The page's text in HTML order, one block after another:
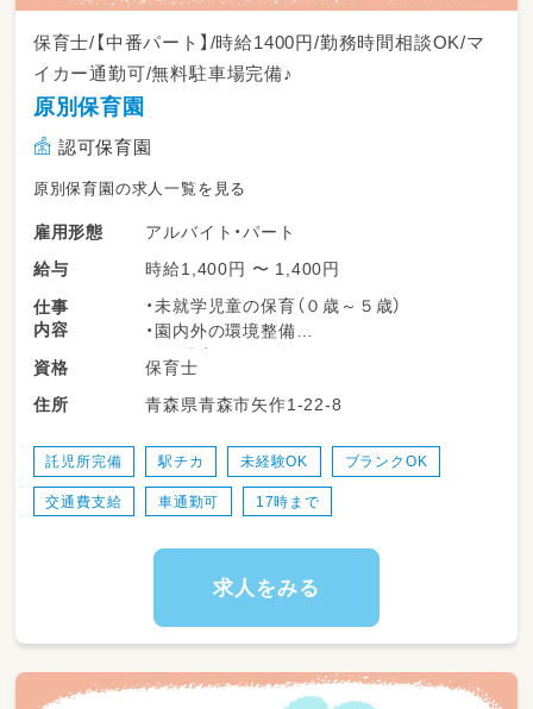
保育士/【中番パート】/時給1400円/勤務時間相談OK/マ
イカー通勤可/無料駐車場完備♪
原別保育園
認可保育園
原別保育園の求人一覧を見る
雇用形態
アルバイト・パート
給与
時給1,400円 〜 1,400円
仕事
内容
・未就学児童の保育（０歳～５歳）
・園内外の環境整備
※園児定員：６０名
変更範囲：変更なし
資格
保育士
住所
青森県青森市矢作1-22-8
託児所完備 駅チカ 未経験OK ブランクOK
交通費支給 車通勤可 17時まで
求人をみる